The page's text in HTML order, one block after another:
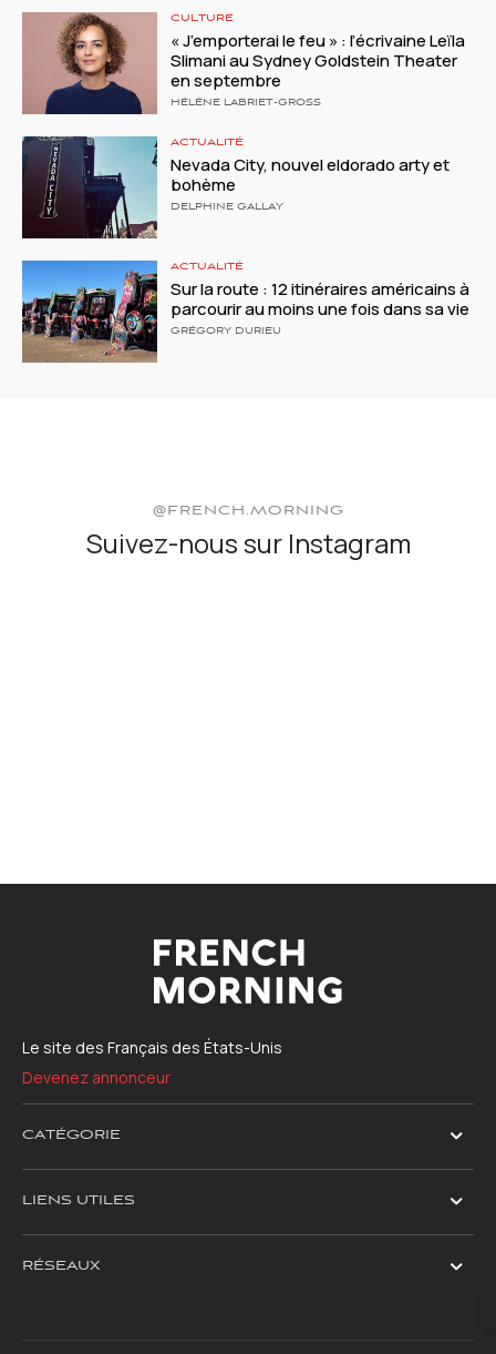
CULTURE
« J’emporterai le feu » : l’écrivaine Leïla
Slimani au Sydney Goldstein Theater
en septembre
HÉLÈNE LABRIET-GROSS
ACTUALITÉ
Nevada City, nouvel eldorado arty et
bohème
DELPHINE GALLAY
ACTUALITÉ
Sur la route : 12 itinéraires américains à
parcourir au moins une fois dans sa vie
GRÉGORY DURIEU
@FRENCH.MORNING
Suivez-nous sur Instagram
Le site des Français des États-Unis
Devenez annonceur
CATÉGORIE
LIENS UTILES
RÉSEAUX